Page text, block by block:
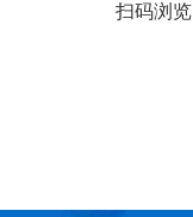
扫码浏览